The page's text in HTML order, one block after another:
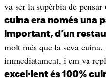
va ser la supèrbia de
cuina era només una
important, d’un
molt més que la seva
immediatament, i em va
excel·lent és 100%